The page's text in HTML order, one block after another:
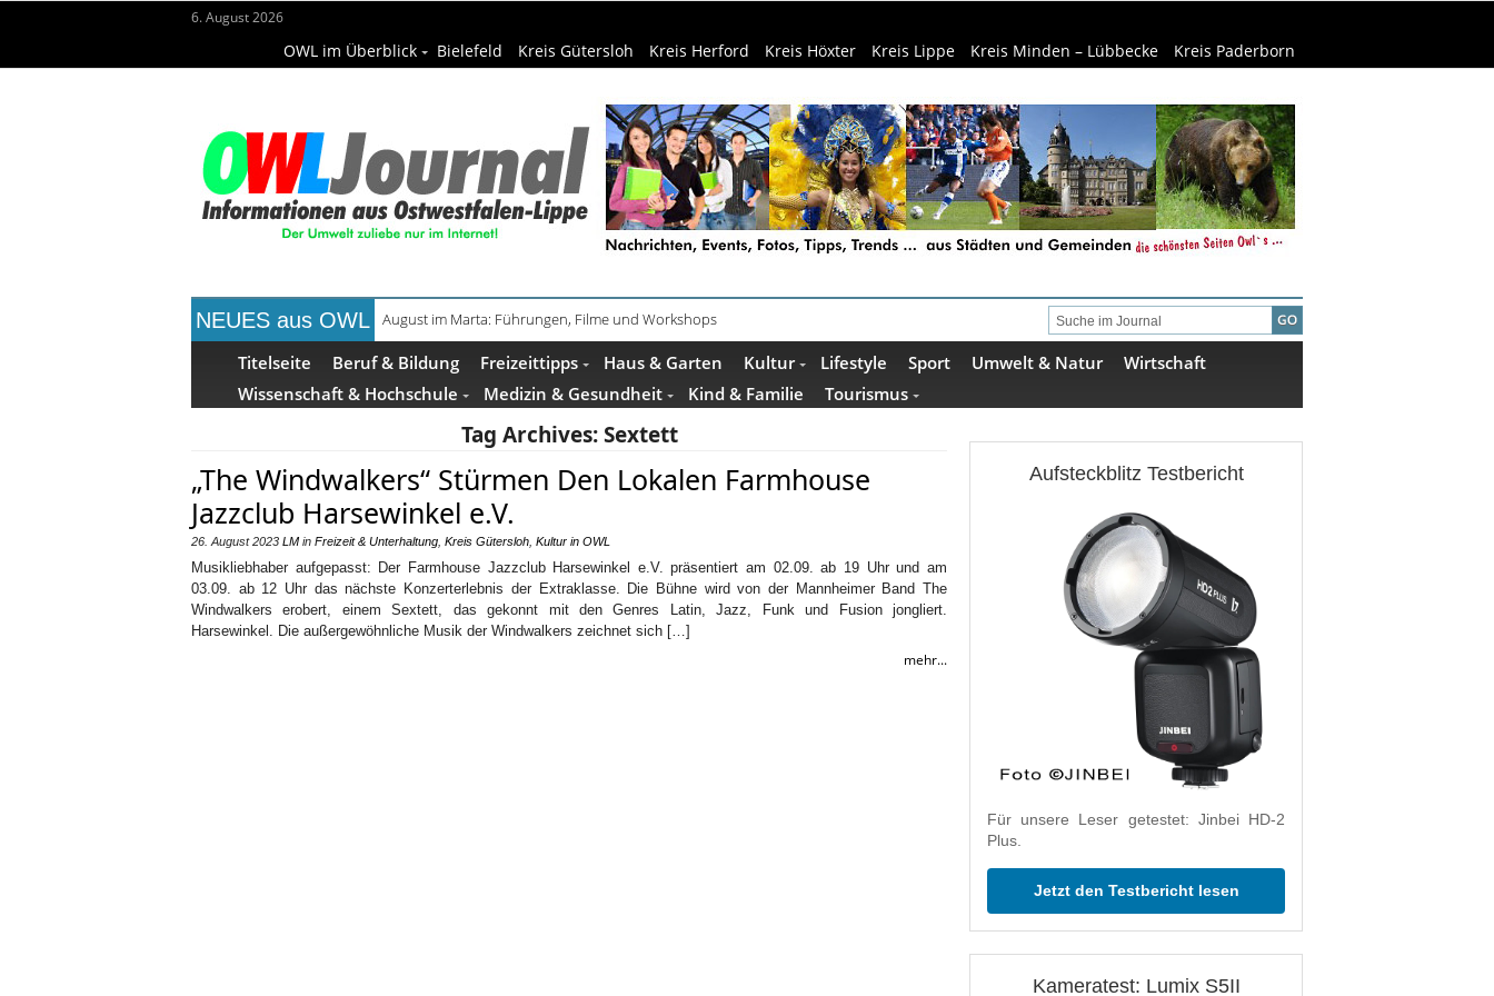
6. August 2026
OWL im Überblick Bielefeld Kreis Gütersloh Kreis Herford Kreis Höxter Kreis Lippe Kreis Minden – Lübbecke Kreis Paderborn
NEUES aus OWL August im Marta: Führungen, Filme und Workshops
Frühaufsteher-Führung im Mindener Museum am 13. August
Titelseite Beruf & Bildung Freizeittipps Haus & Garten Kultur Lifestyle Sport Umwelt & Natur
Wirtschaft
Wissenschaft & Hochschule
Medizin & Gesundheit Kind & Familie Tourismus
Tag Archives:Sextett
„The Windwalkers“ Stürmen Den Lokalen Farmhouse
Jazzclub Harsewinkel e.V.
26. August 2023 LM in Freizeit & Unterhaltung Kreis Gütersloh Kultur in OWL
Musikliebhaber aufgepasst: Der Farmhouse Jazzclub Harsewinkel e.V. präsentiert am 02.09. ab 19 Uhr und am
03.09. ab 12 Uhr das nächste Konzerterlebnis der Extraklasse. Die Bühne wird von der Mannheimer Band The
Windwalkers erobert, einem Sextett, das gekonnt mit den Genres Latin, Jazz, Funk und Fusion jongliert.
Harsewinkel. Die außergewöhnliche Musik der Windwalkers zeichnet sich […]
mehr...
Aufsteckblitz Testbericht
Für unsere Leser getestet: Jinbei HD-2
Plus.
Jetzt den Testbericht lesen
Kameratest: Lumix S5II